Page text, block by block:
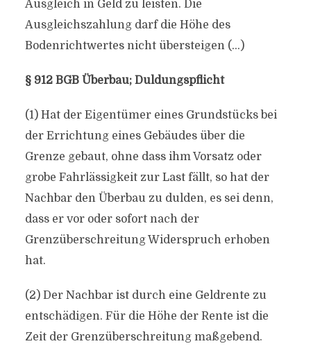
Ausgleich in Geld zu leisten. Die
Ausgleichszahlung darf die Höhe des
Bodenrichtwertes nicht übersteigen (…)
§ 912 BGB Überbau; Duldungspflicht
(1) Hat der Eigentümer eines Grundstücks bei
der Errichtung eines Gebäudes über die
Grenze gebaut, ohne dass ihm Vorsatz oder
grobe Fahrlässigkeit zur Last fällt, so hat der
Nachbar den Überbau zu dulden, es sei denn,
dass er vor oder sofort nach der
Grenzüberschreitung Widerspruch erhoben
hat.
(2) Der Nachbar ist durch eine Geldrente zu
entschädigen. Für die Höhe der Rente ist die
Zeit der Grenzüberschreitung maßgebend.